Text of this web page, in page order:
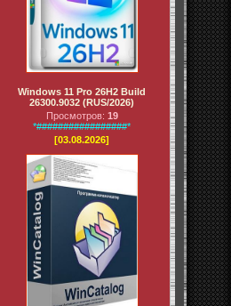
Windows 11 Pro 26H2 Build
26300.9032 (RUS/2026)
Просмотров: 19
*#################*
[03.08.2026]